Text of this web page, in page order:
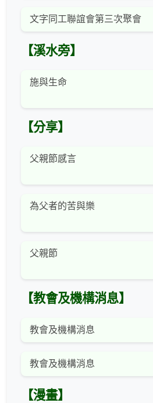
文字同工聯誼會第三次聚會
【溪水旁】
施與生命
【分享】
父親節感言
為父者的苦與樂
父親節
【教會及機構消息】
教會及機構消息
教會及機構消息
【漫畫】